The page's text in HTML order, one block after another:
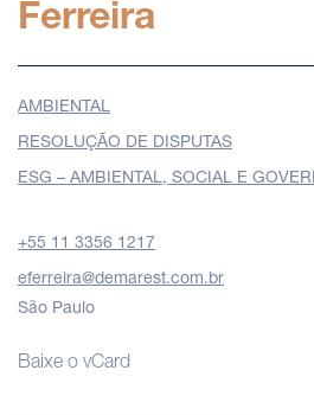
Ferreira
AMBIENTAL
RESOLUÇÃO DE DISPUTAS
ESG – AMBIENTAL, SOCIAL E
+55 11 3356 1217
eferreira@demarest.com.br
São Paulo
Baixe o vCard